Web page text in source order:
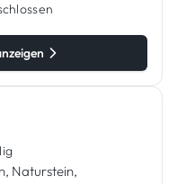
Naturstein,